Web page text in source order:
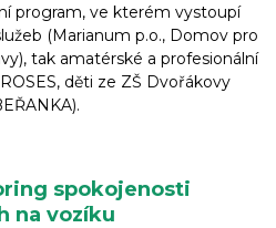
program, ve kterém vystoupí
(Marianum p.o., Domov pro
tak amatérské a profesionální
děti ze ZŠ Dvořákovy
spokojenosti
na vozíku